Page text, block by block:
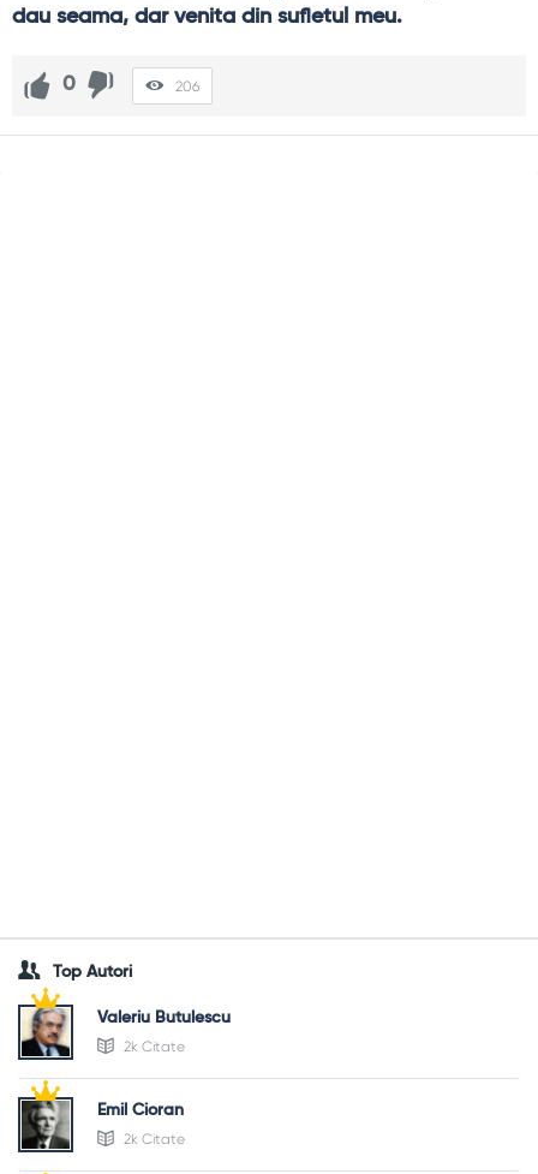
dau seama, dar venita din sufletul meu.
0 206
Top Autori
Valeriu Butulescu
2k Citate
Emil Cioran
2k Citate